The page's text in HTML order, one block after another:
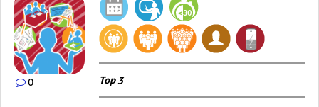
0 Top 3